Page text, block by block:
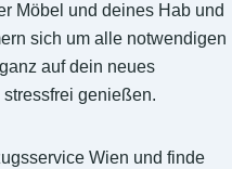
Möbel und deines Hab und
sich um alle notwendigen
auf dein neues
genießen.
Wien und finde